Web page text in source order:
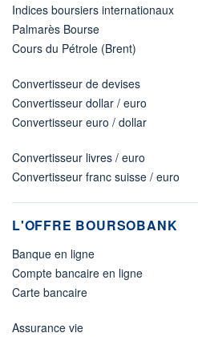
Indices boursiers internationaux
Palmarès Bourse
Cours du Pétrole (Brent)
Convertisseur de devises
Convertisseur dollar / euro
Convertisseur euro / dollar
Convertisseur livres / euro
Convertisseur franc suisse / euro
L'OFFRE BOURSOBANK
Banque en ligne
Compte bancaire en ligne
Carte bancaire
Assurance vie